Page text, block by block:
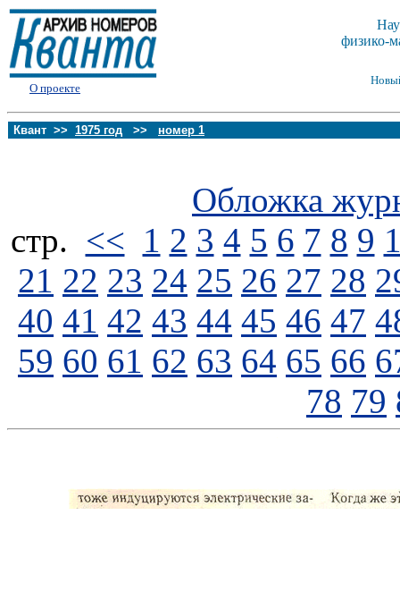
О проекте
физико-
Квант >> 1975 год >> номер 1
Обложка
стp. << 1 2 3 4 5 6 7 8 9
21 22 23 24 25 26 27 28
40 41 42 43 44 45 46 47
59 60 61 62 63 64 65 66
78 79